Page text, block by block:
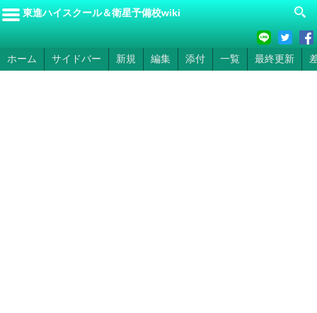
東進ハイスクール＆衛星予備校wiki
ホーム サイドバー 新規 編集 添付 一覧 最終更新